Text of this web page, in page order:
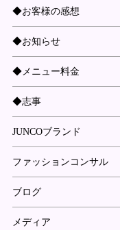
◆お客様の感想
◆お知らせ
◆メニュー料金
◆志事
JUNCOブランド
ファッションコンサル
ブログ
メディア